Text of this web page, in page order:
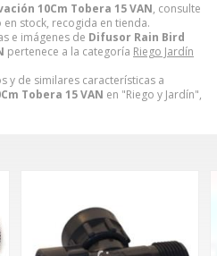
10Cm Tobera 15 VAN, consulte
stock, recogida en tienda.
e imágenes de Difusor Rain Bird
pertenece a la categoría Riego Jardín
y de similares características a
Tobera 15 VAN en "Riego y Jardín",